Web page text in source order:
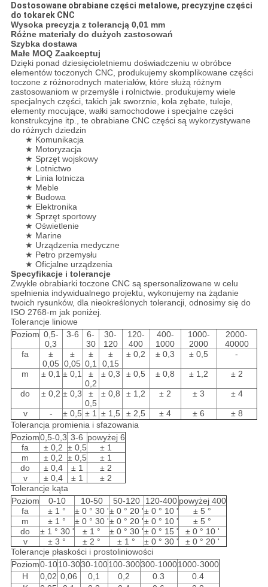
Dostosowane obrabiane części metalowe, precyzyjne części
do tokarek CNC
Wysoka precyzja z tolerancją 0,01 mm
Różne materiały do ​​dużych zastosowań
Szybka dostawa
Małe MOQ Zaakceptuj
Dzięki ponad dziesięcioletniemu doświadczeniu w obróbce
elementów toczonych CNC, produkujemy skomplikowane części
toczone z różnorodnych materiałów, które służą różnym
zastosowaniom w przemyśle i rolnictwie. produkujemy wiele
specjalnych części, takich jak sworznie, koła zębate, tuleje,
elementy mocujące, wałki samochodowe i specjalne części
konstrukcyjne itp., te obrabiane CNC części są wykorzystywane
do różnych dziedzin
★ Komunikacja
★ Motoryzacja
★ Sprzęt wojskowy
★ Lotnictwo
★ Linia lotnicza
★ Meble
★ Budowa
★ Elektronika
★ Sprzęt sportowy
★ Oświetlenie
★ Marine
★ Urządzenia medyczne
★ Petro przemysłu
★ Oficjalne urządzenia
Specyfikacje i tolerancje
Zwykle obrabiarki toczone CNC są spersonalizowane w celu
spełnienia indywidualnego projektu, wykonujemy na żądanie
twoich rysunków, dla nieokreślonych tolerancji, odnosimy się do
ISO 2768-m jak poniżej.
Tolerancje liniowe
Poziom 0,5-
0,3
3-6
6-
30
30-
120
120-
400
400-
1000
1000-
2000
2000-
40000
fa
±
0,05
±
0,05
±
0,1
±
0,15
± 0,2 ± 0,3 ± 0,5 -
m ± 0,1 ± 0,1
±
0,2
± 0,3 ± 0,5 ± 0,8 ± 1,2 ± 2
do ± 0,2 ± 0,3
±
0,5
± 0,8 ± 1,2 ± 2 ± 3 ± 4
v - ± 0,5 ± 1 ± 1,5 ± 2,5 ± 4 ± 6
± 8
Tolerancja promienia i sfazowania
Poziom0,5-0,3 3-6 powyżej 6
fa
± 0,2 ± 0,5
± 1
m
± 0,2 ± 0,5
± 1
do
± 0,4 ± 1
± 2
v
± 0,4 ± 1
± 2
Tolerancje kąta
Poziom
0-10 10-50 50-120 120-400 powyżej 400
fa
± 1 ° ± 0 ° 30 '± 0 ° 20 '± 0 ° 10 '
± 5 °
m
± 1 ° ± 0 ° 30 '± 0 ° 20 '± 0 ° 10 '
± 5 °
do
± 1 ° 30 ' ± 1 ° ± 0 ° 30 '± 0 ° 15 '
± 0 ° 10 '
v
± 3 ° ± 2 ° ± 1 ° ± 0 ° 30 '
± 0 ° 20 '
Tolerancje płaskości i prostoliniowości
Poziom0-1010-3030-100100-300300-10001000-3000
H
0,02 0,06 0,1 0,2 0.3
0.4